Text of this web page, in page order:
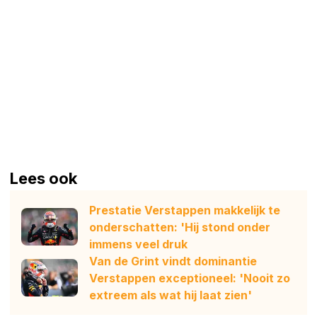
Lees ook
Prestatie Verstappen makkelijk te
onderschatten: 'Hij stond onder
immens veel druk
Van de Grint vindt dominantie
Verstappen exceptioneel: 'Nooit zo
extreem als wat hij laat zien'